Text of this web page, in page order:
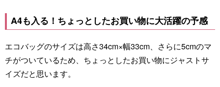
A4も入る！ちょっとしたお買い物に大活躍の予感
エコバッグのサイズは高さ34cm×幅33cm、さらに5cmのマ
チがついているため、ちょっとしたお買い物にジャストサ
イズだと思います。